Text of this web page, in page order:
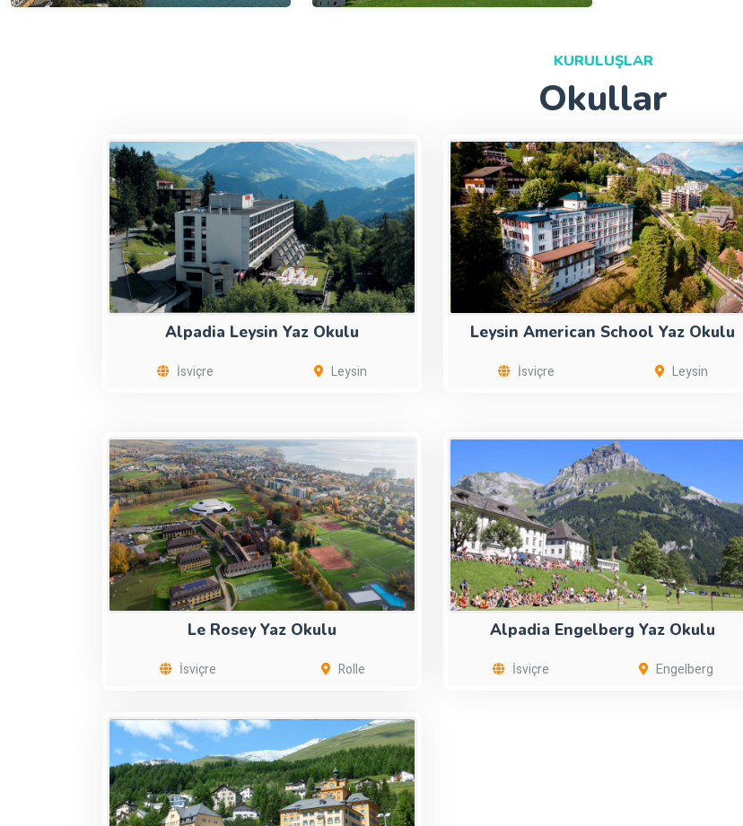
KURULUŞLAR
Okullar
Alpadia Leysin Yaz Okulu
İsviçre Leysin
Leysin American School Yaz Okulu
İsviçre Leysin
Le Rosey Yaz Okulu
İsviçre Rolle
Alpadia Engelberg Yaz Okulu
İsviçre Engelberg